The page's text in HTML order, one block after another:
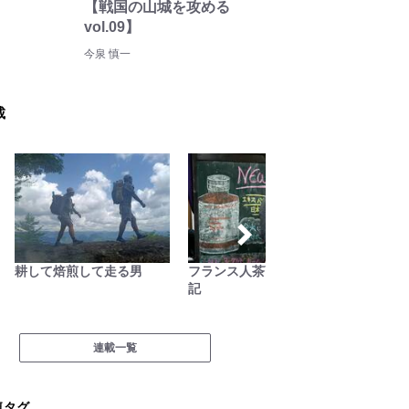
【戦国の山城を攻める
vol.09】
今泉 慎一
耕して焙煎して走る男
フランス人茶商の茶国漫遊
記
連載一覧